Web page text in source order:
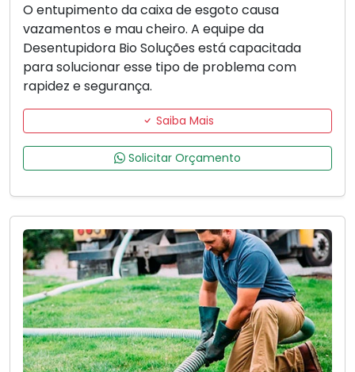
O entupimento da caixa de esgoto causa
vazamentos e mau cheiro. A equipe da
Desentupidora Bio Soluções está capacitada
para solucionar esse tipo de problema com
rapidez e segurança.
Saiba Mais
Solicitar Orçamento